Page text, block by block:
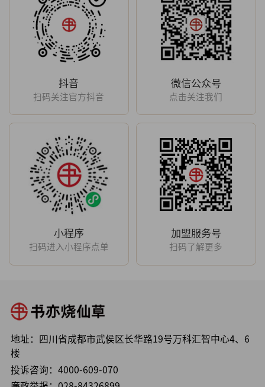
抖音
扫码关注官方抖音
微信公众号
点击关注我们
小程序
扫码进入小程序点单
加盟服务号
扫码了解更多
地址：四川省成都市武侯区长华路19号万科汇智中心4、6
楼
投诉咨询： 4000-609-070